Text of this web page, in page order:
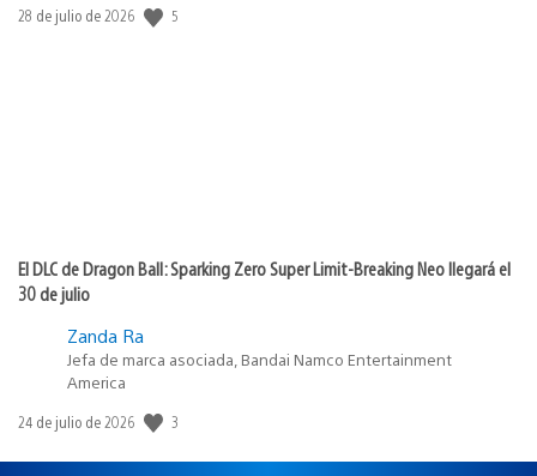
Fecha
28 de julio de 2026 5
El DLC de Dragon Ball: Sparking Zero Super Limit-Breaking Neo llegará el
30 de julio
Zanda Ra
Jefa de marca asociada, Bandai Namco Entertainment
America
Fecha
publicación:
24 de julio de 2026 3